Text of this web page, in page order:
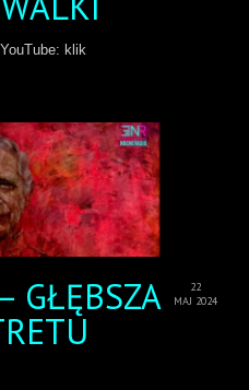
klik
22
MAJ 2024
GŁĘBSZA